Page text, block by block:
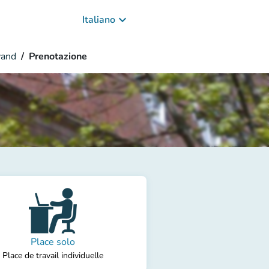
Italiano keyboard_arrow_down
Prenotazione
Place solo
Place de travail individuelle